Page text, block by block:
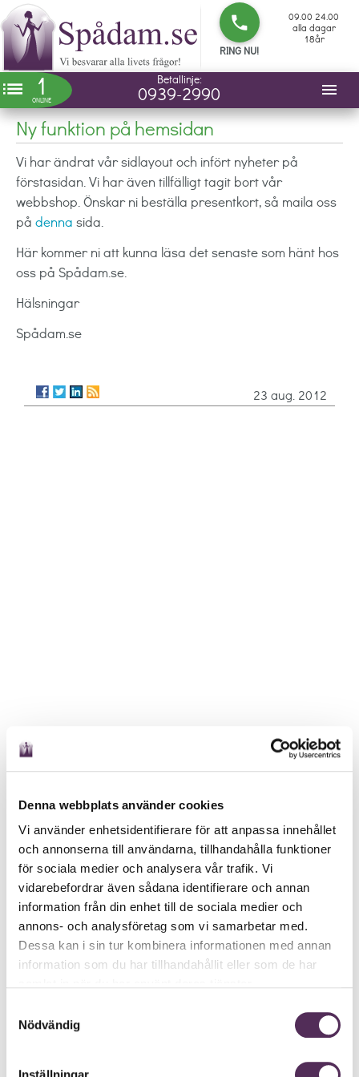
Denna webbplats använder cookies
Vi använder enhetsidentifierare för att anpassa innehållet
och annonserna till användarna, tillhandahålla funktioner
för sociala medier och analysera vår trafik. Vi
vidarebefordrar även sådana identifierare och annan
information från din enhet till de sociala medier och
annons- och analysföretag som vi samarbetar med.
Dessa kan i sin tur kombinera informationen med annan
information som du har tillhandahållit eller som de har
Nödvändig
Inställningar
phone
RING NU!
09.00 24.00
alla dagar
18år
list 1
ONLINE
Betallinje:
0939-2990 menu
Ny funktion på hemsidan
Vi har ändrat vår sidlayout och infört nyheter på
förstasidan. Vi har även tillfälligt tagit bort vår
webbshop. Önskar ni beställa presentkort, så maila oss
på denna sida.
Här kommer ni att kunna läsa det senaste som hänt hos
oss på Spådam.se.
Hälsningar
Spådam.se
23 aug. 2012